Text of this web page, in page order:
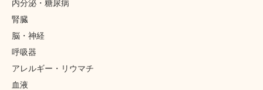
内分泌・糖尿病
腎臓
脳・神経
呼吸器
アレルギー・リウマチ
血液